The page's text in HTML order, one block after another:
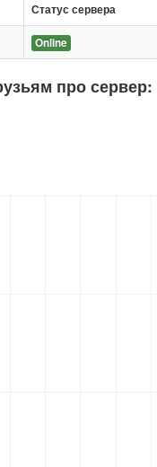
Статус сервера
Online
про сервер: